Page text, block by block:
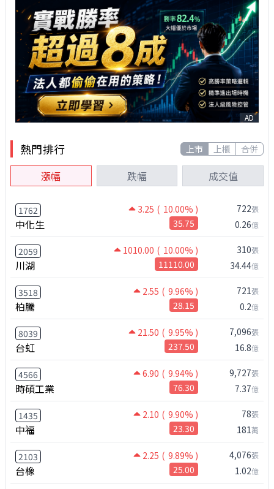
AD
熱門排行 上市 上櫃 合併
漲幅 跌幅 成交值
1762 3.25 ( 10.00% )
中化生 35.75
722張
0.26億
2059 1010.00 ( 10.00% )
川湖 11110.00
310張
34.44億
3518 2.55 ( 9.96% )
柏騰 28.15
721張
0.2億
8039 21.50 ( 9.95% )
台虹 237.50
7,096張
16.8億
4566 6.90 ( 9.94% )
時碩工業 76.30
9,727張
7.37億
1435 2.10 ( 9.90% )
中福 23.30
78張
181萬
2103 2.25 ( 9.89% )
台橡 25.00
4,076張
1.02億